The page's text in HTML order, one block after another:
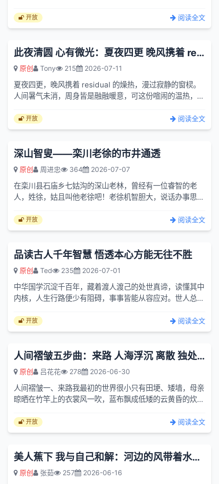
办？妈妈：不...
开放 阅读全文
此夜清圆 心有微光：夏夜四更 晚风携着 residual 的燥热
原创 Tony 215 2026-07-11
夏夜四更，晚风携着 residual 的燥热，漫过寂静的窗棂。
人间暑气未消，周身皆是融融暖意，可这份喧闹的温热，半
漫天...
开放 阅读全文
深山智叟——栾川老徐的市井通透
原创 周进忠 364 2026-07-07
在栾川县石庙乡七姑沟的深山老林，曾经有一位睿智的老
人，姓徐，姑且叫他老徐吧！老徐机智胆大，说话办事思路
反转，至...
开放 阅读全文
品读古人千年智慧 悟透本心方能无往不胜
原创 Ted 235 2026-07-01
中华国学沉淀千百年，藏着渡人渡己的处世真谛，读懂其中
内核，人生行路便少有阻碍，事事皆能从容应对。世人总执
正的强...
开放 阅读全文
人间褶皱五步曲：来路 人海浮沉 离散 独处自省 与岁月和解
原创 吕花花 278 2026-06-30
人间褶皱一、来路我最初的世界很小只有田埂、矮墙，母亲
晾晒在竹竿上的衣裳风一吹，蓝布飘成低矮的云黄昏的炊烟
深处跑...
开放 阅读全文
美人蕉下 我与自己和解：河边的风带着水汽吹过来时
原创 张茹 257 2026-06-16